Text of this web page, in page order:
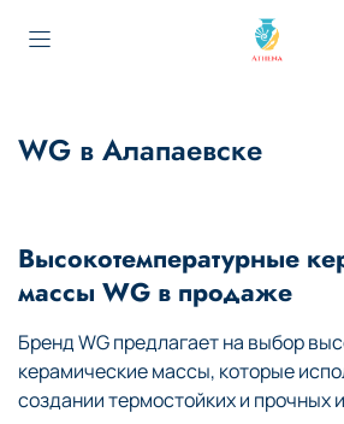
WG в Алапаевске
Высокотемпературные
массы WG в продаже
Бренд WG предлагает на выбор
керамические массы, которые
создании термостойких и прочных